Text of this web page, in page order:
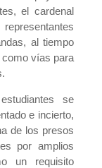
el cardenal
al tiempo
como vías para
se
e incierto,
de los presos
por amplios
un requisito